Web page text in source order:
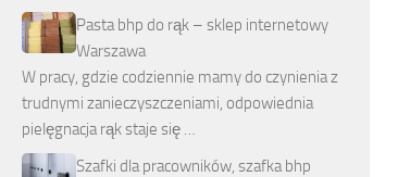
Pasta bhp do rąk – sklep internetowy
Warszawa
W pracy, gdzie codziennie mamy do czynienia z
trudnymi zanieczyszczeniami, odpowiednia
pielęgnacja rąk staje się …
Szafki dla pracowników, szafka bhp